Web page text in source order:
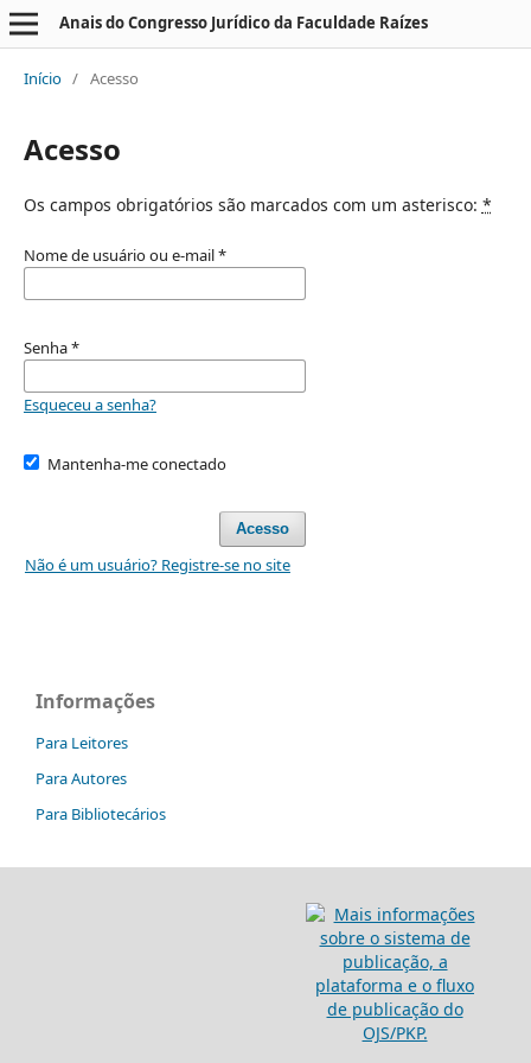
Anais do Congresso Jurídico da Faculdade Raízes
Início / Acesso
Acesso
Os campos obrigatórios são marcados com um asterisco: *
Nome de usuário ou e-mail*
Senha*
Esqueceu a senha?
Mantenha-me conectado
Acesso
Não é um usuário? Registre-se no site
Informações
Para Leitores
Para Autores
Para Bibliotecários